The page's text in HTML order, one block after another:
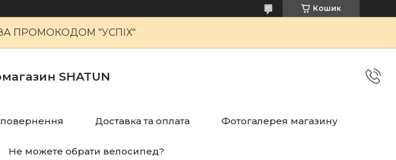
Кошик
ПРОМОКОДОМ "УСПІХ"
SHATUN
повернення Доставка та оплата Фотогалерея магазину
Не можете обрати велосипед?